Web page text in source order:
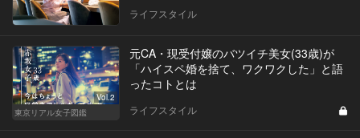
ライフスタイル
Vol.2
東京リアル女子図鑑
元CA・現受付嬢のバツイチ美女(33歳)が
「ハイスペ婚を捨て、ワクワクした」と語
ったコトとは
ライフスタイル